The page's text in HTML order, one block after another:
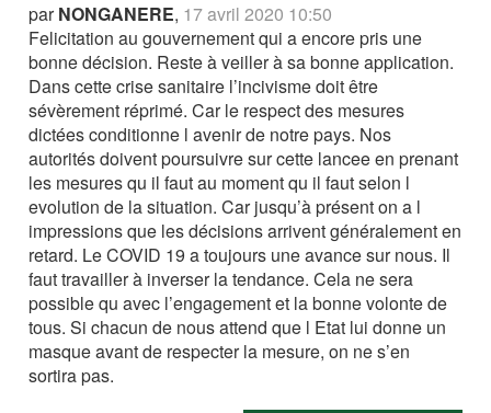
parNONGANERE, 17 avril 2020 10:50
Felicitation au gouvernement qui a encore pris une
bonne décision. Reste à veiller à sa bonne application.
Dans cette crise sanitaire l’incivisme doit être
sévèrement réprimé. Car le respect des mesures
dictées conditionne l avenir de notre pays. Nos
autorités doivent poursuivre sur cette lancee en prenant
les mesures qu il faut au moment qu il faut selon l
evolution de la situation. Car jusqu’à présent on a l
impressions que les décisions arrivent généralement en
retard. Le COVID 19 a toujours une avance sur nous. Il
faut travailler à inverser la tendance. Cela ne sera
possible qu avec l’engagement et la bonne volonte de
tous. Si chacun de nous attend que l Etat lui donne un
masque avant de respecter la mesure, on ne s’en
sortira pas.